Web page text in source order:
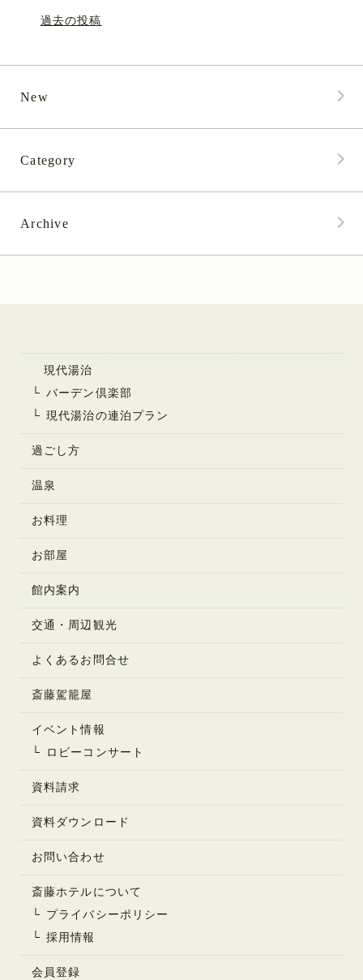
過去の投稿
New
Category
Archive
現代湯治
バーデン倶楽部
現代湯治の連泊プラン
過ごし方
温泉
お料理
お部屋
館内案内
交通・周辺観光
よくあるお問合せ
斎藤駕籠屋
イベント情報
ロビーコンサート
資料請求
資料ダウンロード
お問い合わせ
斎藤ホテルについて
プライバシーポリシー
採用情報
会員登録